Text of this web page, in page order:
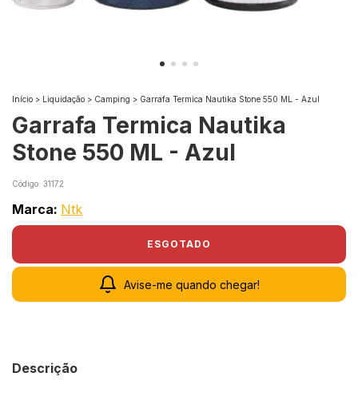
Início > Liquidação > Camping > Garrafa Termica Nautika Stone 550 ML - Azul
Garrafa Termica Nautika
Stone 550 ML - Azul
Código: 31172
Marca: Ntk
Avise-me quando chegar!
Descrição